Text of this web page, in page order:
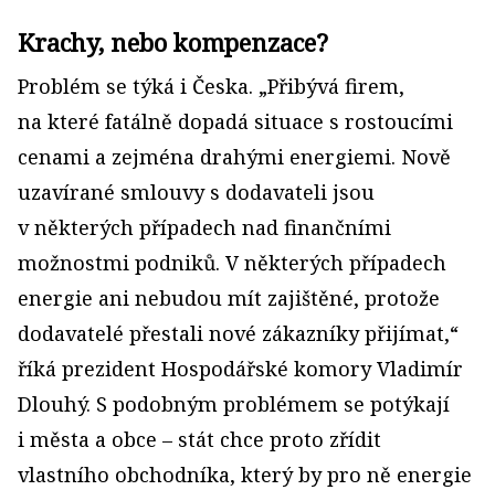
Krachy, nebo kompenzace?
Problém se týká i Česka. „Přibývá firem,
na které fatálně dopadá situace s rostoucími
cenami a zejména drahými energiemi. Nově
uzavírané smlouvy s dodavateli jsou
v některých případech nad finančními
možnostmi podniků. V některých případech
energie ani nebudou mít zajištěné, protože
dodavatelé přestali nové zákazníky přijímat,“
říká prezident Hospodářské komory Vladimír
Dlouhý. S podobným problémem se potýkají
i města a obce – stát chce proto zřídit
vlastního obchodníka, který by pro ně energie